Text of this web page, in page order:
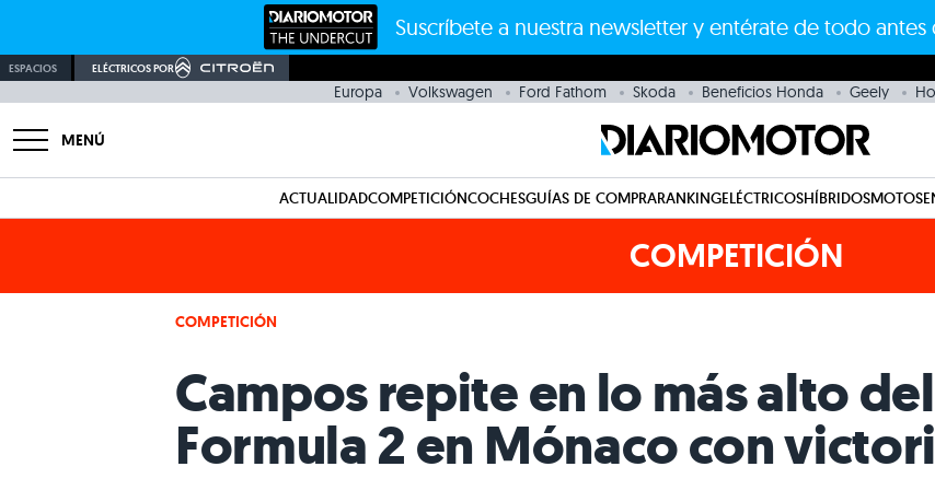
Suscríbete a nuestra newsletter y entérate de todo antes
ESPACIOS ELÉCTRICOS POR
Europa Volkswagen Ford Fathom Skoda Beneficios Honda Geely
MENÚ
ACTUALIDADCOMPETICIÓNCOCHESGUÍAS DE COMPRARANKINGELÉCTRICOSHÍBRIDOSMOTOS
COMPETICIÓN
COMPETICIÓN
Campos repite en lo más alto
Formula 2 en Mónaco con